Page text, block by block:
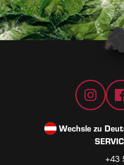
Wechsle zu
+43